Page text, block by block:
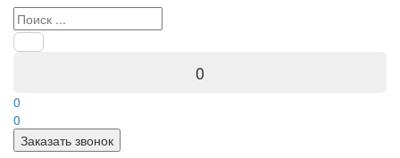
0
0
0
Заказать звонок